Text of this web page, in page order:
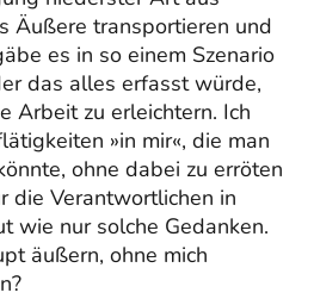
Äußere transportieren und
es in so einem Szenario
das alles erfasst würde,
Arbeit zu erleichtern. Ich
»in mir«, die man
ohne dabei zu erröten
die Verantwortlichen in
wie nur solche Gedanken.
äußern, ohne mich